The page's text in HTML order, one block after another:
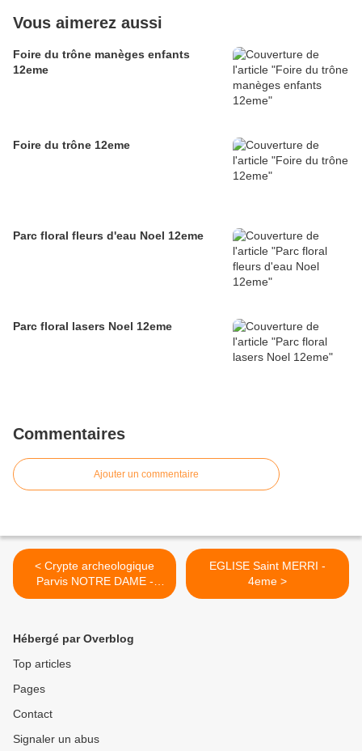
Vous aimerez aussi
Foire du trône manèges enfants
12eme
Foire du trône 12eme
Parc floral fleurs d'eau Noel 12eme
Parc floral lasers Noel 12eme
Commentaires
Ajouter un commentaire
< Crypte archeologique
Parvis NOTRE DAME -
4eme
EGLISE Saint MERRI -
4eme >
Hébergé par Overblog
Top articles
Pages
Contact
Signaler un abus